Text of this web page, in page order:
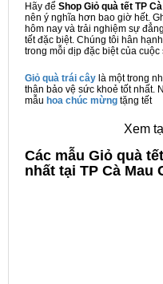
Hãy để Shop Giỏ quà tết TP
nên ý nghĩa hơn bao giờ hết.
hôm nay và trải nghiệm sự
tết đặc biệt. Chúng tôi hân
trong mỗi dịp đặc biệt của cuộc
Giỏ quà trái cây là một trong
thân bảo vệ sức khoẻ tốt nhất.
mẫu hoa chúc mừng tặng tết
Xem
Các mẫu Giỏ quà
nhất tại TP Cà Mau